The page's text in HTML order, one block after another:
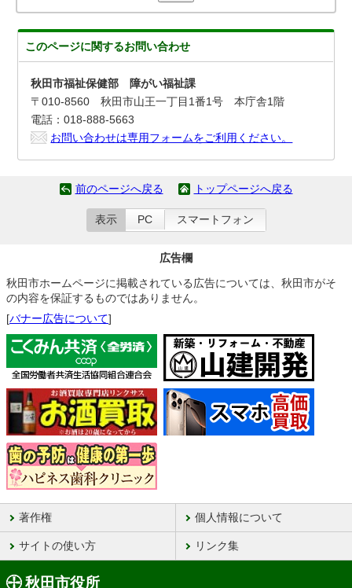
このページに関するお問い合わせ
秋田市福祉保健部 障がい福祉課
〒010-8560 秋田市山王一丁目1番1号 本庁舎1階
電話：018-888-5663
お問い合わせは専用フォームをご利用ください。
前のページへ戻る トップページへ戻る
表示 PC スマートフォン
広告欄
秋田市ホームページに掲載されている広告については、秋田市がそ
の内容を保証するものではありません。
[バナー広告について]
著作権 個人情報について
サイトの使い方 リンク集
秋田市役所